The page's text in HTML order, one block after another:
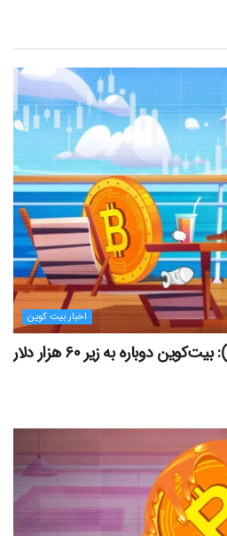
اخبار بیت کوین
بنیان‌گذار نانسن (Nansen): بیت‌کوین دوباره به زیر ۶۰ هزار دلار